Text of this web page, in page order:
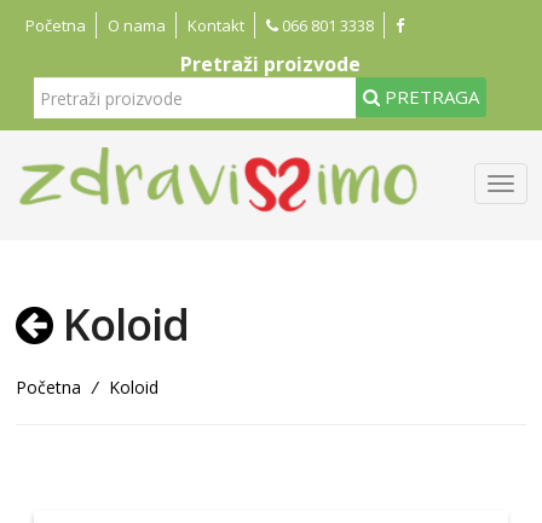
Početna O nama Kontakt 066 801 3338
Pretraži proizvode
PRETRAGA
Koloid
Početna / Koloid